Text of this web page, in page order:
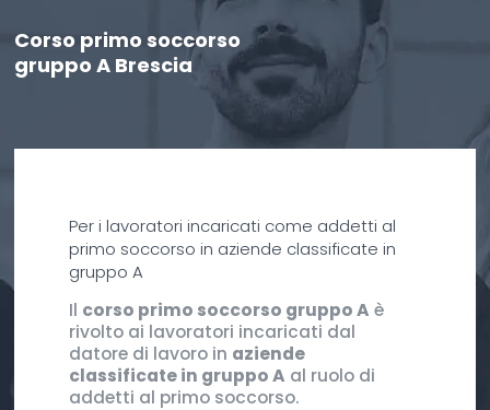
Corso primo soccorso
gruppo A Brescia
Per i lavoratori incaricati come addetti al
primo soccorso in aziende classificate in
gruppo A
Il corso primo soccorso gruppo A è
rivolto ai lavoratori incaricati dal
datore di lavoro in aziende
classificate in gruppo A al ruolo di
addetti al primo soccorso.